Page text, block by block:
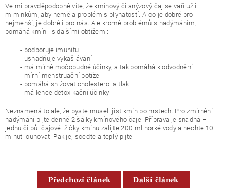
Velmi pravděpodobně víte, že kmínový či anýzový čaj se vaří už i
miminkům, aby neměla problém s plynatostí. A co je dobré pro
nejmenší, je dobré i pro nás. Ale kromě problémů s nadýmáním,
pomáhá kmín i s dalšími obtížemi:
- podporuje imunitu
- usnadňuje vykašlávání
- má mírně močopudné účinky, a tak pomáhá k odvodnění
- mírní menstruační potíže
- pomáhá snižovat cholesterol a tlak
- má lehce detoxikační účinky
Neznamená to ale, že byste museli jíst kmín po hrstech. Pro zmírnění
nadýmání pijte denně 2 šálky kmínového čaje. Příprava je snadná –
jednu či půl čajové lžičky kmínu zalijte 200 ml horké vody a nechte 10
minut louhovat. Pak jej sceďte a teplý pijte.
Předchozí článek Další článek